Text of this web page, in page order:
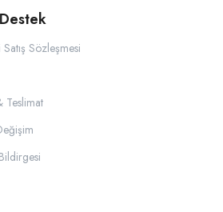
Sözleşmesi
Teslimat